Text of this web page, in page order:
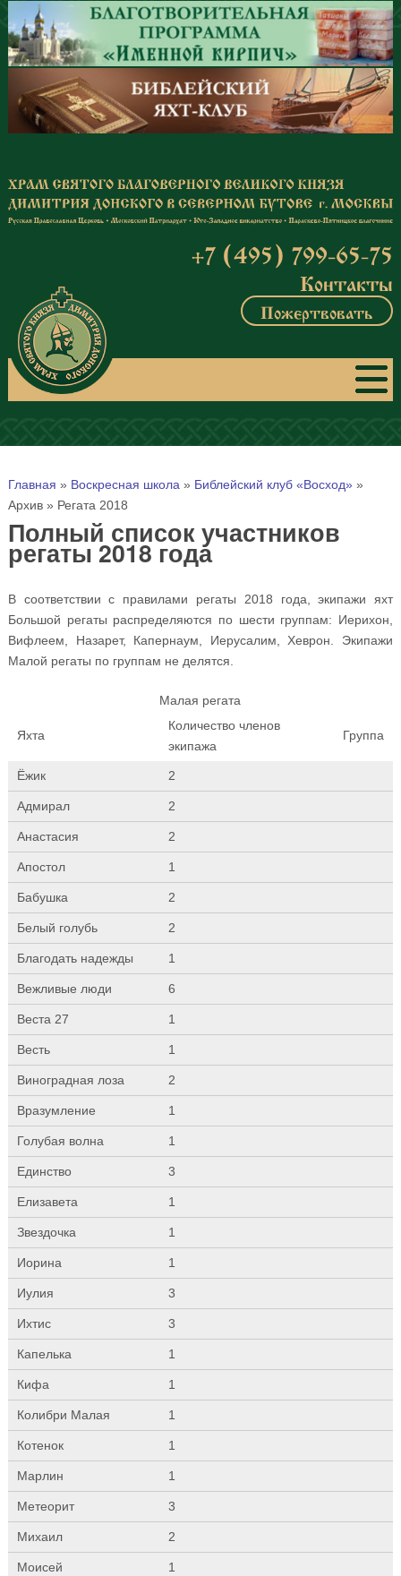
Перейти к основному содержанию
+7 (495) 799-65-75
Контакты
Пожертвовать
Вы здесь
Главная » Воскресная школа » Библейский клуб «Восход»»
Архив» Регата 2018
Полный список участников
регаты 2018 года
В соответствии с правилами регаты 2018 года, экипажи яхт
Большой регаты распределяются по шести группам: Иерихон,
Вифлеем, Назарет, Капернаум, Иерусалим, Хеврон. Экипажи
Малой регаты по группам не делятся.
Малая регата
Яхта
Количество членов
экипажа
Группа
Ёжик 2
Адмирал 2
Анастасия 2
Апостол 1
Бабушка 2
Белый голубь 2
Благодать надежды 1
Вежливые люди 6
Веста 27 1
Весть 1
Виноградная лоза 2
Вразумление 1
Голубая волна 1
Единство 3
Елизавета 1
Звездочка 1
Иорина 1
Иулия 3
Ихтис 3
Капелька 1
Кифа 1
Колибри Малая 1
Котенок 1
Марлин 1
Метеорит 3
Михаил 2
Моисей 1